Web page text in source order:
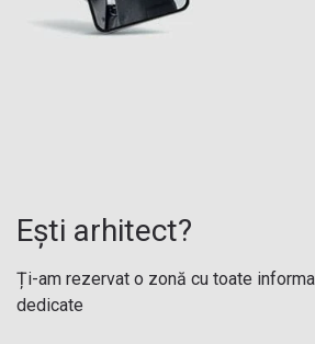
Ești arhitect?
Ți-am rezervat o zonă cu toate
dedicate